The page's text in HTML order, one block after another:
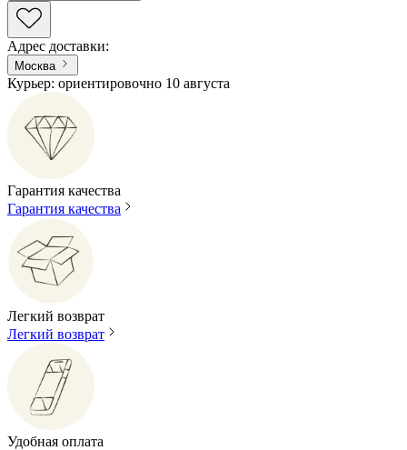
Адрес доставки:
Москва
Курьер: ориентировочно 10 августа
Гарантия качества
Гарантия качества
Легкий возврат
Легкий возврат
Удобная оплата